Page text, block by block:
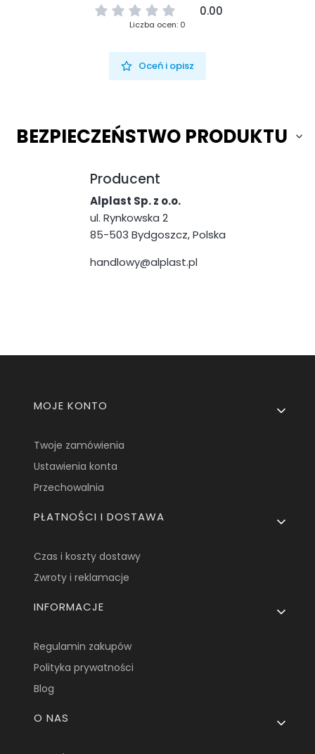
0.00
Liczba ocen: 0
Oceń i opisz
BEZPIECZEŃSTWO PRODUKTU
Producent
Alplast Sp. z o.o.
ul. Rynkowska 2
85-503 Bydgoszcz, Polska
handlowy@alplast.pl
Linki w stopce
MOJE KONTO
Twoje zamówienia
Ustawienia konta
Przechowalnia
PŁATNOŚCI I DOSTAWA
Czas i koszty dostawy
Zwroty i reklamacje
INFORMACJE
Regulamin zakupów
Polityka prywatności
Blog
O NAS